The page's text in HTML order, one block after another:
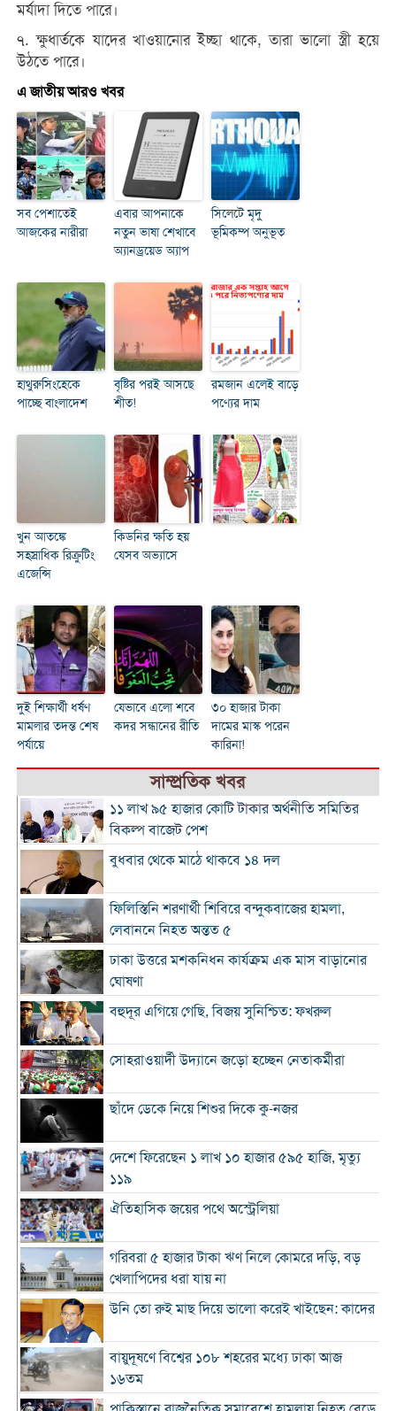
মর্যাদা দিতে পারে।
৭. ক্ষুধার্তকে যাদের খাওয়ানোর ইচ্ছা থাকে, তারা ভালো স্ত্রী হয়ে
উঠতে পারে।
এ জাতীয় আরও খবর
সব পেশাতেই
আজকের নারীরা
এবার আপনাকে
নতুন ভাষা শেখাবে
অ্যানড্রয়েড অ্যাপ
সিলেটে মৃদু
ভূমিকম্প অনুভূত
হাথুরুসিংহেকে
পাচ্ছে বাংলাদেশ
বৃষ্টির পরই আসছে
শীত!
রমজান এলেই বাড়ে
পণ্যের দাম
খুন আতঙ্কে
সহস্রাধিক রিক্রুটিং
এজেন্সি
কিডনির ক্ষতি হয়
যেসব অভ্যাসে
দুই শিক্ষার্থী ধর্ষণ
মামলার তদন্ত শেষ
পর্যায়ে
যেভাবে এলো শবে
কদর সন্ধানের রীতি
৩০ হাজার টাকা
দামের মাস্ক পরেন
কারিনা!
সাম্প্রতিক খবর
১১ লাখ ৯৫ হাজার কোটি টাকার অর্থনীতি সমিতির
বিকল্প বাজেট পেশ
বুধবার থেকে মাঠে থাকবে ১৪ দল
ফিলিস্তিনি শরণার্থী শিবিরে বন্দুকবাজের হামলা,
লেবাননে নিহত অন্তত ৫
ঢাকা উত্তরে মশকনিধন কার্যক্রম এক মাস বাড়ানোর
ঘোষণা
বহুদূর এগিয়ে গেছি, বিজয় সুনিশ্চিত: ফখরুল
সোহরাওয়ার্দী উদ্যানে জড়ো হচ্ছেন নেতাকর্মীরা
ছাঁদে ডেকে নিয়ে শিশুর দিকে কু-নজর
দেশে ফিরেছেন ১ লাখ ১০ হাজার ৫৯৫ হাজি, মৃত্যু
১১৯
ঐতিহাসিক জয়ের পথে অস্ট্রেলিয়া
গরিবরা ৫ হাজার টাকা ঋণ নিলে কোমরে দড়ি, বড়
খেলাপিদের ধরা যায় না
উনি তো রুই মাছ দিয়ে ভালো করেই খাইছেন: কাদের
বায়ুদূষণে বিশ্বের ১০৮ শহরের মধ্যে ঢাকা আজ
১৬তম